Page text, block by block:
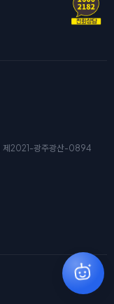
제2021-광주광산-0894